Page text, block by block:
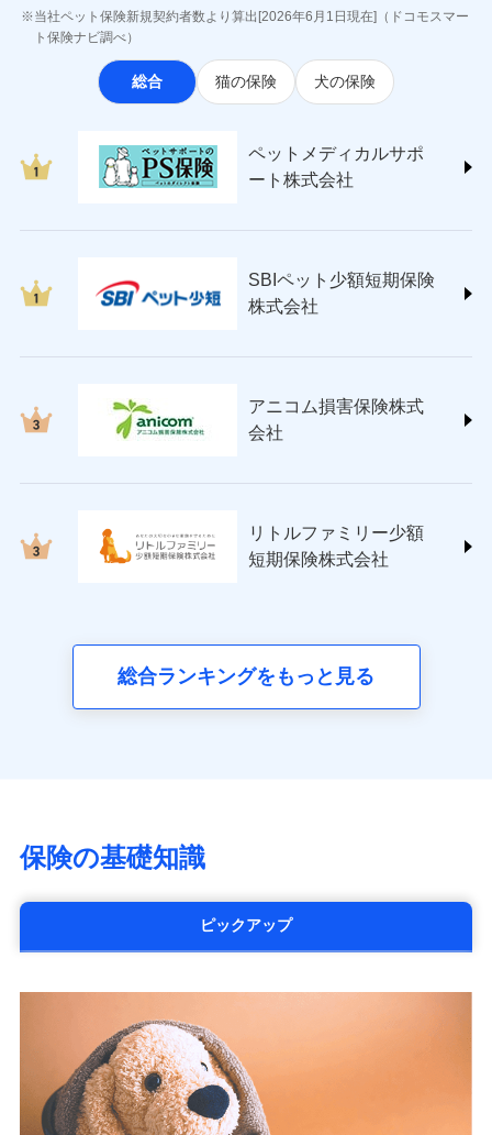
(https://www.sbisonpo.co.jp/)
ジェイアイ傷害火災保険株式会社
(https://www.jihoken.co.jp/)
ソニー損害保険株式会社
(https://www.sonysonpo.co.jp/)
japan.co.jp/)
ＳＯＭＰＯダイレクト損害保険株式会社
チューリッヒ保険会社 (https://www.zurich.co.jp/)
(https://www.tokiomarine-nichido.co.jp/)
日新火災海上保険株式会社
三井住友海上火災保険株式会社 (https://www.ms-
ins.com/)
三井ダイレクト損害保険株式会社
アクサ生命保険株式会社
（https://www.axa.co.jp/）
（https://www.fwdlife.co.jp/）
ソニー生命保険株式会社
（https://www.sonylife.co.jp）
SOMPOひまわり生命保険株式会社
太陽生命保険株式会社（https://www.taiyo-
チューリッヒ生命保険株式会社
（https://www.zurichlife.co.jp/）
東京海上日動あんしん生命保険株式会社
（https://www.nanairolife.co.jp/）
日本生命保険相互会社
（https://www.nissay.co.jp）
はなさく生命保険株式会社
（https://www.life8739.co.jp/）
当社ペット保険新規契約者数より算出[2026年6月1日現在]（ドコモスマー
ト保険ナビ調べ）
総合 猫の保険 犬の保険
ペットメディカルサポ
ート株式会社
SBIペット少額短期保険
株式会社
アニコム損害保険株式
会社
リトルファミリー少額
短期保険株式会社
総合ランキングをもっと見る
保険の基礎知識
ピックアップ